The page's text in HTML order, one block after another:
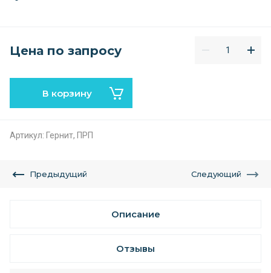
Цена по запросу
В корзину
Артикул: Гернит, ПРП
Предыдущий Следующий
Описание
Отзывы